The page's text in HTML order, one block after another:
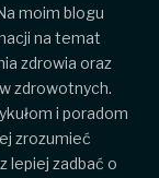
moim blogu
na temat
zdrowia oraz
zdrowotnych.
i poradom
zrozumieć
lepiej zadbać o